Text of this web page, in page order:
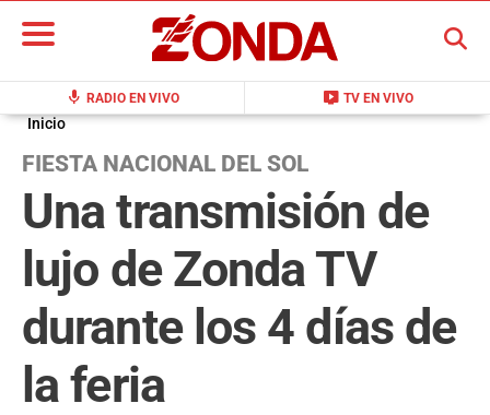
mic RADIO EN VIVO live_tv TV EN VIVO
BUSCAR
Inicio
FIESTA NACIONAL DEL SOL
Una transmisión de
lujo de Zonda TV
durante los 4 días de
la feria